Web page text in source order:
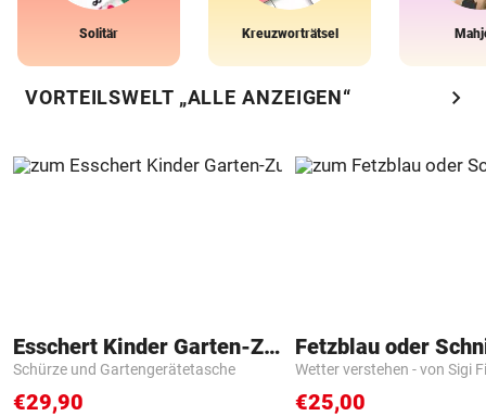
Solitär Kreuzworträtsel
VORTEILSWELT „ALLE ANZEIGEN“ chevron_right
Esschert Kinder Garten-Zubehör
Schürze und Gartengerätetasche
€29,90
Fetzblau oder
Wetter verstehen - von Sigi
€25,00